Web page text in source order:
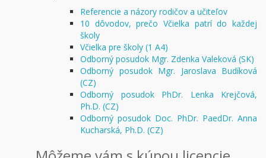
Referencie a názory rodičov a učiteľov
10 dôvodov, prečo Včielka patrí do každej
školy
Včielka pre školy (1 A4)
Odborný posudok Mgr. Zdenka Valeková (SK)
Odborný posudok Mgr. Jaroslava Budíková
(CZ)
Odborný posudok PhDr. Lenka Krejčová,
Ph.D. (CZ)
Odborný posudok Doc. PhDr. PaedDr. Anna
Kucharská, Ph.D. (CZ)